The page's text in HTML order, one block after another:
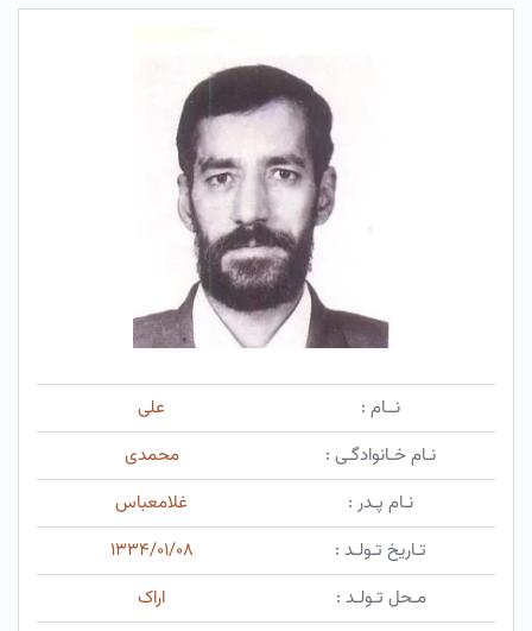
نــام :
علی
نـام خـانوادگـی :
محمدی
نـام پـدر :
غلامعباس
تـاریخ تـولـد :
۱۳۳۴/۰۱/۰۸
مـحل تـولـد :
اراک